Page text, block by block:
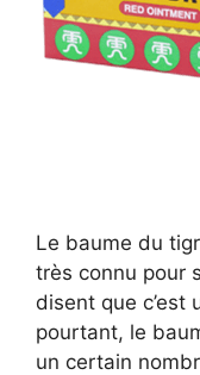
Le baume du
très connu pour
disent que c’est
pourtant, le
un certain